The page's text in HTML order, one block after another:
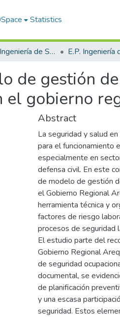
Statistics
Facultad de Ingeniería de Sistemas
de gestión
el gobierno
Abstract
La seguridad y salud
para el funcionamiento
especialmente en
defensa civil. En este
de modelo de gestión
el Gobierno Regional
herramienta técnica y
factores de riesgo
procesos de seguridad
El estudio parte del
Gobierno Regional
de seguridad
documental, se
de planificación
y una escasa
seguridad. Estos